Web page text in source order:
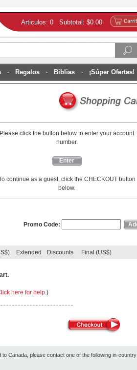
Articulos: 0 Subtotal: $0.00
Regalos Biblias ¡Súper Ofertas!
Please click the button below to enter your account
number.
Enter
continue as a guest, click the CHECKOUT button
below.
Promo Code:
Extended Discounts Final (US$)
here for help.)
Canada, please contact one of the following in-country